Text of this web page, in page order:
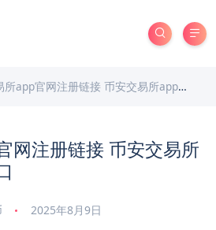
官网注册链接 币安交易所app官方网站入口
网注册链接 币安交易所
2025年8月9日